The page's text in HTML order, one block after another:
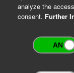
analyze the
consent. Further